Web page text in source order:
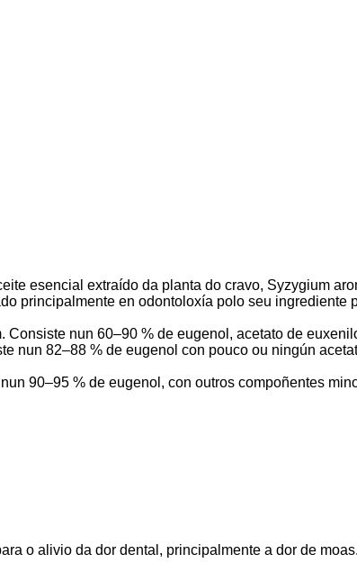
esencial extraído da planta do cravo, Syzygium
principalmente en odontoloxía polo seu ingrediente
nun 60–90 % de eugenol, acetato de
nun 82–88 % de eugenol con pouco ou ningún
90–95 % de eugenol, con outros compoñentes
o alivio da dor dental, principalmente a dor de moas.